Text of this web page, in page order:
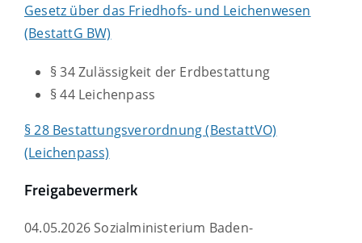
Gesetz über das Friedhofs- und Leichenwesen
(BestattG BW)
§ 34Zulässigkeit der Erdbestattung
§ 44 Leichenpass
§ 28 Bestattungsverordnung (BestattVO)
(Leichenpass)
Freigabevermerk
04.05.2026 Sozialministerium Baden-